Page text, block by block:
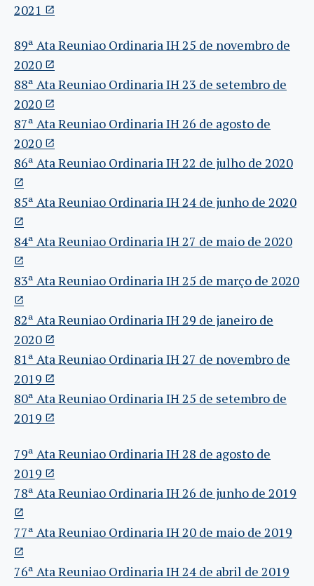
2021
89ª Ata Reuniao Ordinaria IH 25 de novembro de
2020
88ª Ata Reuniao Ordinaria IH 23 de setembro de
2020
87ª Ata Reuniao Ordinaria IH 26 de agosto de
2020
86ª Ata Reuniao Ordinaria IH 22 de julho de 2020
85ª Ata Reuniao Ordinaria IH 24 de junho de 2020
84ª Ata Reuniao Ordinaria IH 27 de maio de 2020
83ª Ata Reuniao Ordinaria IH 25 de março de 2020
82ª Ata Reuniao Ordinaria IH 29 de janeiro de
2020
81ª Ata Reuniao Ordinaria IH 27 de novembro de
2019
80ª Ata Reuniao Ordinaria IH 25 de setembro de
2019
79ª Ata Reuniao Ordinaria IH 28 de agosto de
2019
78ª Ata Reuniao Ordinaria IH 26 de junho de 2019
77ª Ata Reuniao Ordinaria IH 20 de maio de 2019
76ª Ata Reuniao Ordinaria IH 24 de abril de 2019